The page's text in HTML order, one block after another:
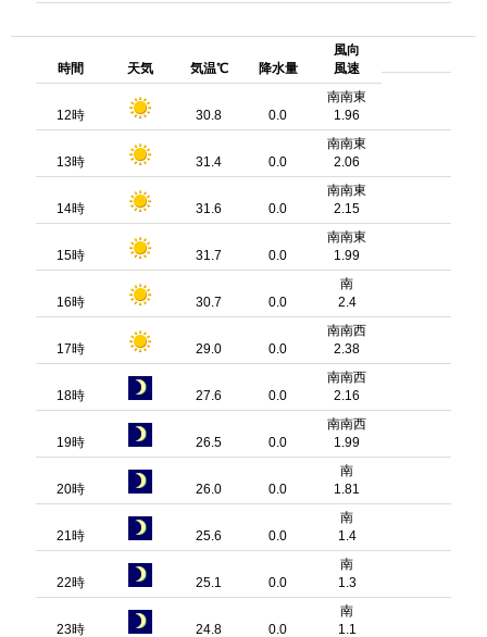
時間 天気 気温℃ 降水量
風向
風速
12時 30.8 0.0
南南東
1.96
13時 31.4 0.0
南南東
2.06
14時 31.6 0.0
南南東
2.15
15時 31.7 0.0
南南東
1.99
16時 30.7 0.0
南
2.4
17時 29.0 0.0
南南西
2.38
18時 27.6 0.0
南南西
2.16
19時 26.5 0.0
南南西
1.99
20時 26.0 0.0
南
1.81
21時 25.6 0.0
南
1.4
22時 25.1 0.0
南
1.3
23時 24.8 0.0
南
1.1